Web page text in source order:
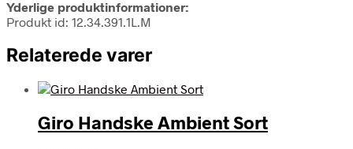
Yderlige produktinformationer:
Produkt id: 12.34.391.1L.M
Relaterede varer
Giro Handske Ambient Sort